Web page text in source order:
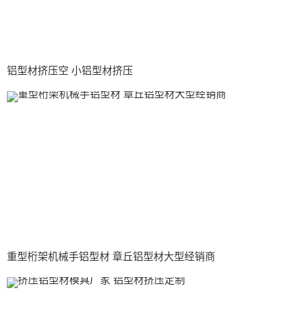
铝型材挤压空 小铝型材挤压
重型桁架机械手铝型材 章丘铝型材大型经销商